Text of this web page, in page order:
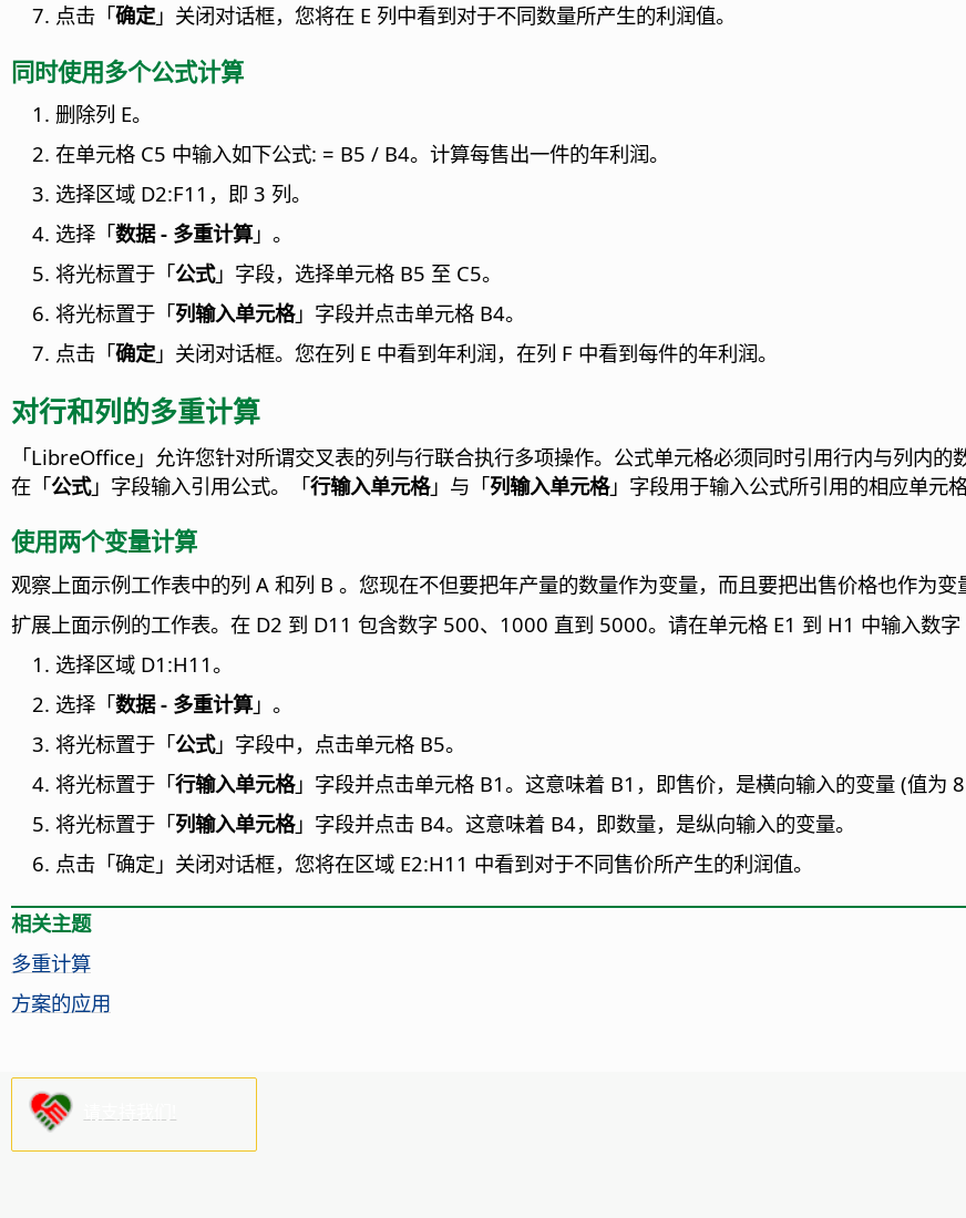
点击「确定」关闭对话框，您将在 E 列中看到对于不同数量所产生的利润值。
同时使用多个公式计算
删除列 E。
在单元格 C5 中输入如下公式: = B5 / B4。计算每售出一件的年利润。
选择区域 D2:F11，即 3 列。
选择「数据 - 多重计算」。
将光标置于「公式」字段，选择单元格 B5 至 C5。
将光标置于「列输入单元格」字段并点击单元格 B4。
点击「确定」关闭对话框。您在列 E 中看到年利润，在列 F 中看到每件的年利润。
对行和列的多重计算
「LibreOffice 」允许您针对所谓交叉表的列与行联合执行多项操作。公式单元格必须同时引用行内与列内的
在「公式」字段输入引用公式。「行输入单元格」与「列输入单元格」字段用于输入公式所引用的相应单元格
使用两个变量计算
观察上面示例工作表中的列 A 和列 B 。您现在不但要把年产量的数量作为变量，而且要把出售价格也作为变
扩展上面示例的工作表。在 D2 到 D11 包含数字 500、1000 直到 5000。请在单元格 E1 到 H1 中输入数字
选择区域 D1:H11。
选择「数据 - 多重计算」。
将光标置于「公式」字段中，点击单元格 B5。
将光标置于「行输入单元格」字段并点击单元格 B1。这意味着 B1，即售价，是横向输入的变量 (值为
将光标置于「列输入单元格」字段并点击 B4。这意味着 B4，即数量，是纵向输入的变量。
点击「确定」关闭对话框，您将在区域 E2:H11 中看到对于不同售价所产生的利润值。
相关主题
多重计算
方案的应用